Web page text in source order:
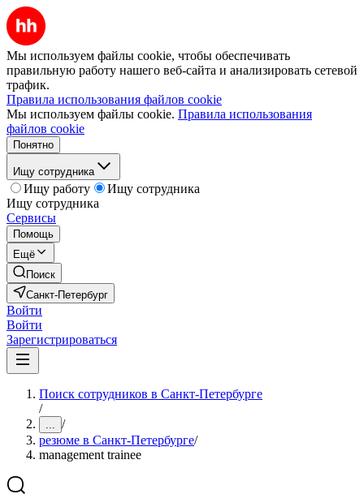
Мы используем файлы cookie, чтобы обеспечивать
правильную работу нашего веб-сайта и анализировать сетевой
трафик.
Правила использования файлов cookie
Мы используем файлы cookie. Правила использования
файлов cookie
Понятно
Ищу сотрудника
Ищу работу
Ищу сотрудника
Ищу сотрудника
Сервисы
Помощь
Ещё
Поиск
Санкт-Петербург
Войти
Войти
Зарегистрироваться
Поиск сотрудников в Санкт-Петербурге
/
... /
резюме в Санкт-Петербурге/
management trainee